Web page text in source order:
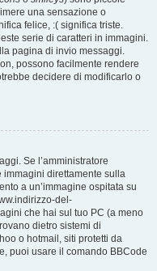
una sensazione o
felice, :( significa triste.
serie di caratteri in immagini.
pagina di invio messaggi.
possono facilmente rendere
decidere di modificarlo o
Se l’amministratore
direttamente sulla
a un’immagine ospitata su
del-
che hai sul tuo PC (a meno
dietro sistemi di
o hotmail, siti protetti da
puoi usare il comando BBCode